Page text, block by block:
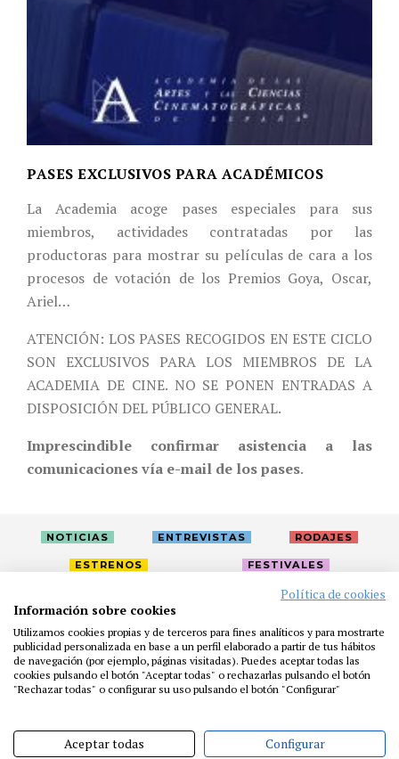
PASES EXCLUSIVOS PARA ACADÉMICOS
La Academia acoge pases especiales para sus
miembros, actividades contratadas por las
productoras para mostrar su películas de cara a los
procesos de votación de los Premios Goya, Oscar,
Ariel…
ATENCIÓN: LOS PASES RECOGIDOS EN ESTE CICLO
SON EXCLUSIVOS PARA LOS MIEMBROS DE LA
ACADEMIA DE CINE. NO SE PONEN ENTRADAS A
DISPOSICIÓN DEL PÚBLICO GENERAL.
Imprescindible confirmar asistencia a las
comunicaciones vía e-mail de los pases.
NOTICIAS ENTREVISTAS RODAJES
ESTRENOS FESTIVALES
PRENSA
FUNDACIÓN RESIDENCIAS
AYUDAS
BIBLIOTECA
PUBLICACIONES
CONTACTO
Política de cookies
Información sobre cookies
Utilizamos cookies propias y de terceros para fines analíticos y para mostrarte
publicidad personalizada en base a un perfil elaborado a partir de tus hábitos
de navegación (por ejemplo, páginas visitadas). Puedes aceptar todas las
cookies pulsando el botón "Aceptar todas" o rechazarlas pulsando el botón
"Rechazar todas" o configurar su uso pulsando el botón "Configurar"
Aceptar todas Configurar